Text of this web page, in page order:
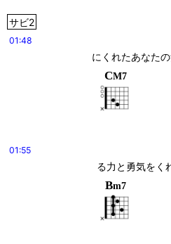
サビ2
01:48
にくれたあなた
CM7
01:55
る力と勇気をく
Bm7